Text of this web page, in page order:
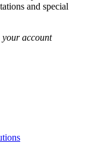
and special
your account